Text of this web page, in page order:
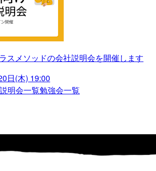
スメソッドの会社説明会を開催します
日(木) 19:00
明会一覧勉強会一覧